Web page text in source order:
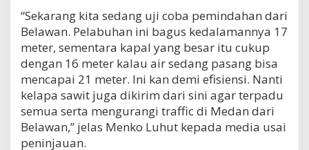
“Sekarang kita sedang uji coba pemindahan dari
Belawan. Pelabuhan ini bagus kedalamannya 17
meter, sementara kapal yang besar itu cukup
dengan 16 meter kalau air sedang pasang bisa
mencapai 21 meter. Ini kan demi efisiensi. Nanti
kelapa sawit juga dikirim dari sini agar terpadu
semua serta mengurangi traffic di Medan dari
Belawan,” jelas Menko Luhut kepada media usai
peninjauan.